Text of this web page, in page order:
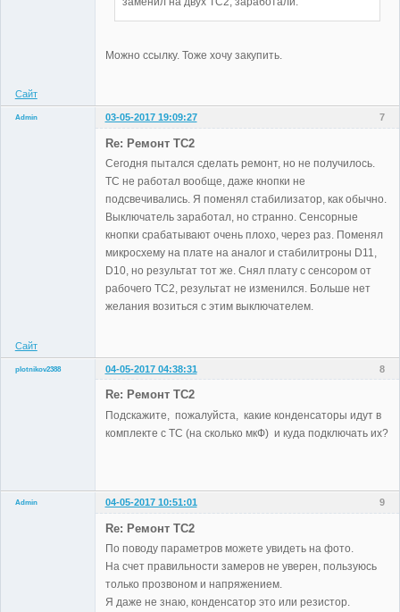
Можно ссылку. Тоже хочу закупить.
Сайт
7
Admin 03-05-2017 19:09:27
Re: Ремонт TC2
Сегодня пытался сделать ремонт, но не получилось.
TC не работал вообще, даже кнопки не
подсвечивались. Я поменял стабилизатор, как обычно.
Выключатель заработал, но странно. Сенсорные
кнопки срабатывают очень плохо, через раз. Поменял
микросхему на плате на аналог и стабилитроны D11,
D10, но результат тот же. Снял плату с сенсором от
рабочего TC2, результат не изменился. Больше нет
желания возиться с этим выключателем.
Сайт
8
plotnikov2388
04-05-2017 04:38:31
Re: Ремонт TC2
Подскажите, пожалуйста, какие конденсаторы идут в
комплекте с TC (на сколько мкФ) и куда подключать их?
9
Admin 04-05-2017 10:51:01
Re: Ремонт TC2
По поводу параметров можете увидеть на фото.
На счет правильности замеров не уверен, пользуюсь
только прозвоном и напряжением.
Я даже не знаю, конденсатор это или резистор.